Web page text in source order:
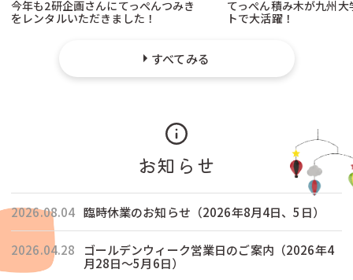
今年も2研企画さんにてっぺんつみき
をレンタルいただきました！
てっぺん積み木が九州
トで大活躍！
すべてみる
お知らせ
2026.08.04 臨時休業のお知らせ（2026年8月4日、5日）
2026.04.28
ゴールデンウィーク営業日のご案内（2026年4
月28日〜5月6日）